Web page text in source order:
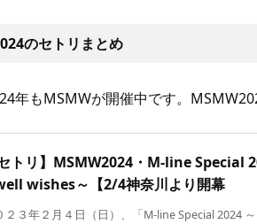
のセトリまとめ
年もMSMWが開催中です。
セトリ】MSMW2024・M-line Special
wishes～【2/4神奈川より開幕
２３年２月４日（日）、「M-line Special 2024